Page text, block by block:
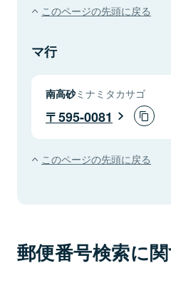
このページの先頭に戻る
マ行
南高砂ミナミタカサゴ
595-0081
このページの先頭に戻る
郵便番号検索に